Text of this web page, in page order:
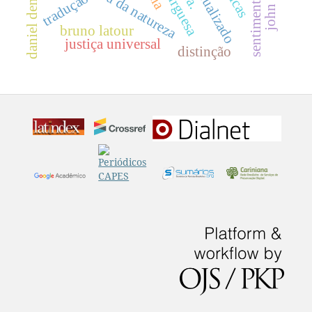
tradução
bruno latour
distinção
justiça universal
daniel dennett